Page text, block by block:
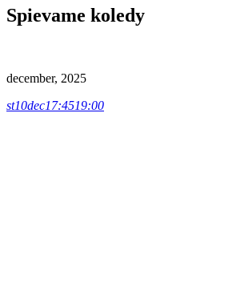
Spievame koledy
december, 2025
st10dec17:4519:00